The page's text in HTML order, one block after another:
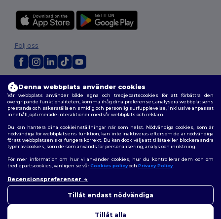
2026. Alla rättigheter förbehållna
Allmänna Villkor| Anpassad policy | Integritetspolicy
Policy för cookies
|Karta över webbplatsen
Följ oss
Denna webbplats använder cookies
Vår webbplats använder både egna och tredjepartscookies för att förbättra den
övergripande funktionaliteten, komma ihåg dina preferenser, analysera webbplatsens
prestanda och säkerställa en smidig och personlig surfupplevelse, inklusive anpassat
innehåll, optimerade interaktioner med vår webbplats och reklam.
Du kan hantera dina cookieinställningar när som helst. Nödvändiga cookies, som är
nödvändiga för webbplatsens funktion, kan inte inaktiveras eftersom de är nödvändiga
för att webbplatsen ska fungera korrekt. Du kan dock välja att tillåta eller blockera andra
typer av cookies, som de som används för personalisering, analys och inriktning.
För mer information om hur vi använder cookies, hur du kontrollerar dem och om
tredjepartscookies, vänligen se vårCookies policyoch Privacy Policy.
Recensionspreferenser
Tillåt endast nödvändiga
Tillåt alla
funderingar kan du kontakta
finns här för som hjälp.